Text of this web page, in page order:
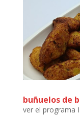
buñuelos de
ver el programa